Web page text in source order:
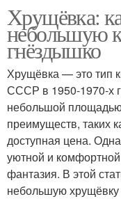
Хрущёвка:
небольшую
гнёздышко
Хрущёвка — это тип
СССР в 1950-1970-х
небольшой
преимуществ, таких
доступная цена.
уютной и
фантазия. В этой
небольшую